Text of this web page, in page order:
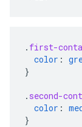
. first-
color :
}
. second-
color :
}